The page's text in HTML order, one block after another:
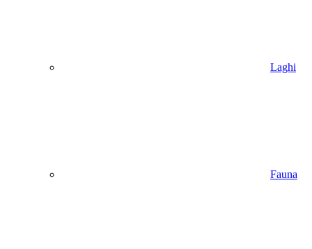
Laghi
Fauna